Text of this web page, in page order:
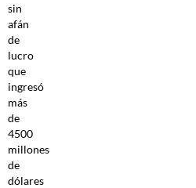
sin
afán
de
lucro
que
ingresó
más
de
4500
millones
de
dólares